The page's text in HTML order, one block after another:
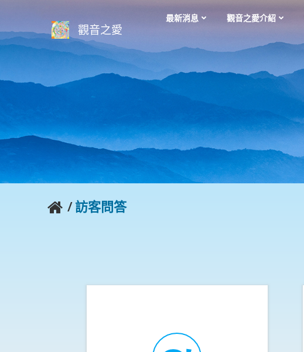
content
觀音之愛
最新消息 觀音之愛介紹
/訪客問答